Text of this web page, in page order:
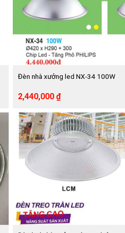
Đèn nhà xưởng led NX-34 100W
Giá
gốc
là:
4,440,000 ₫.
2,440,000 ₫Giá
hiện
tại
là:
2,440,000 ₫.